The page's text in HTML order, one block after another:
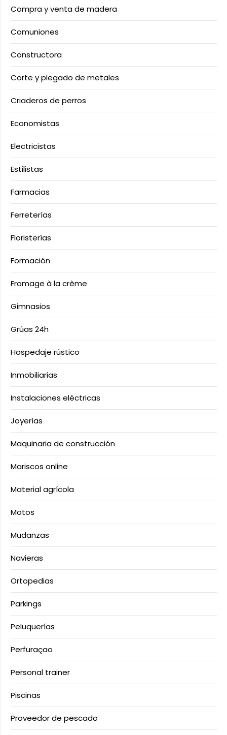
Compra y venta de madera
Comuniones
Constructora
Corte y plegado de metales
Criaderos de perros
Economistas
Electricistas
Estilistas
Farmacias
Ferreterías
Floristerías
Formación
Fromage à la crème
Gimnasios
Grúas 24h
Hospedaje rústico
Inmobiliarias
Instalaciones eléctricas
Joyerías
Maquinaria de construcción
Mariscos online
Material agrícola
Motos
Mudanzas
Navieras
Ortopedias
Parkings
Peluquerías
Perfuraçao
Personal trainer
Piscinas
Proveedor de pescado